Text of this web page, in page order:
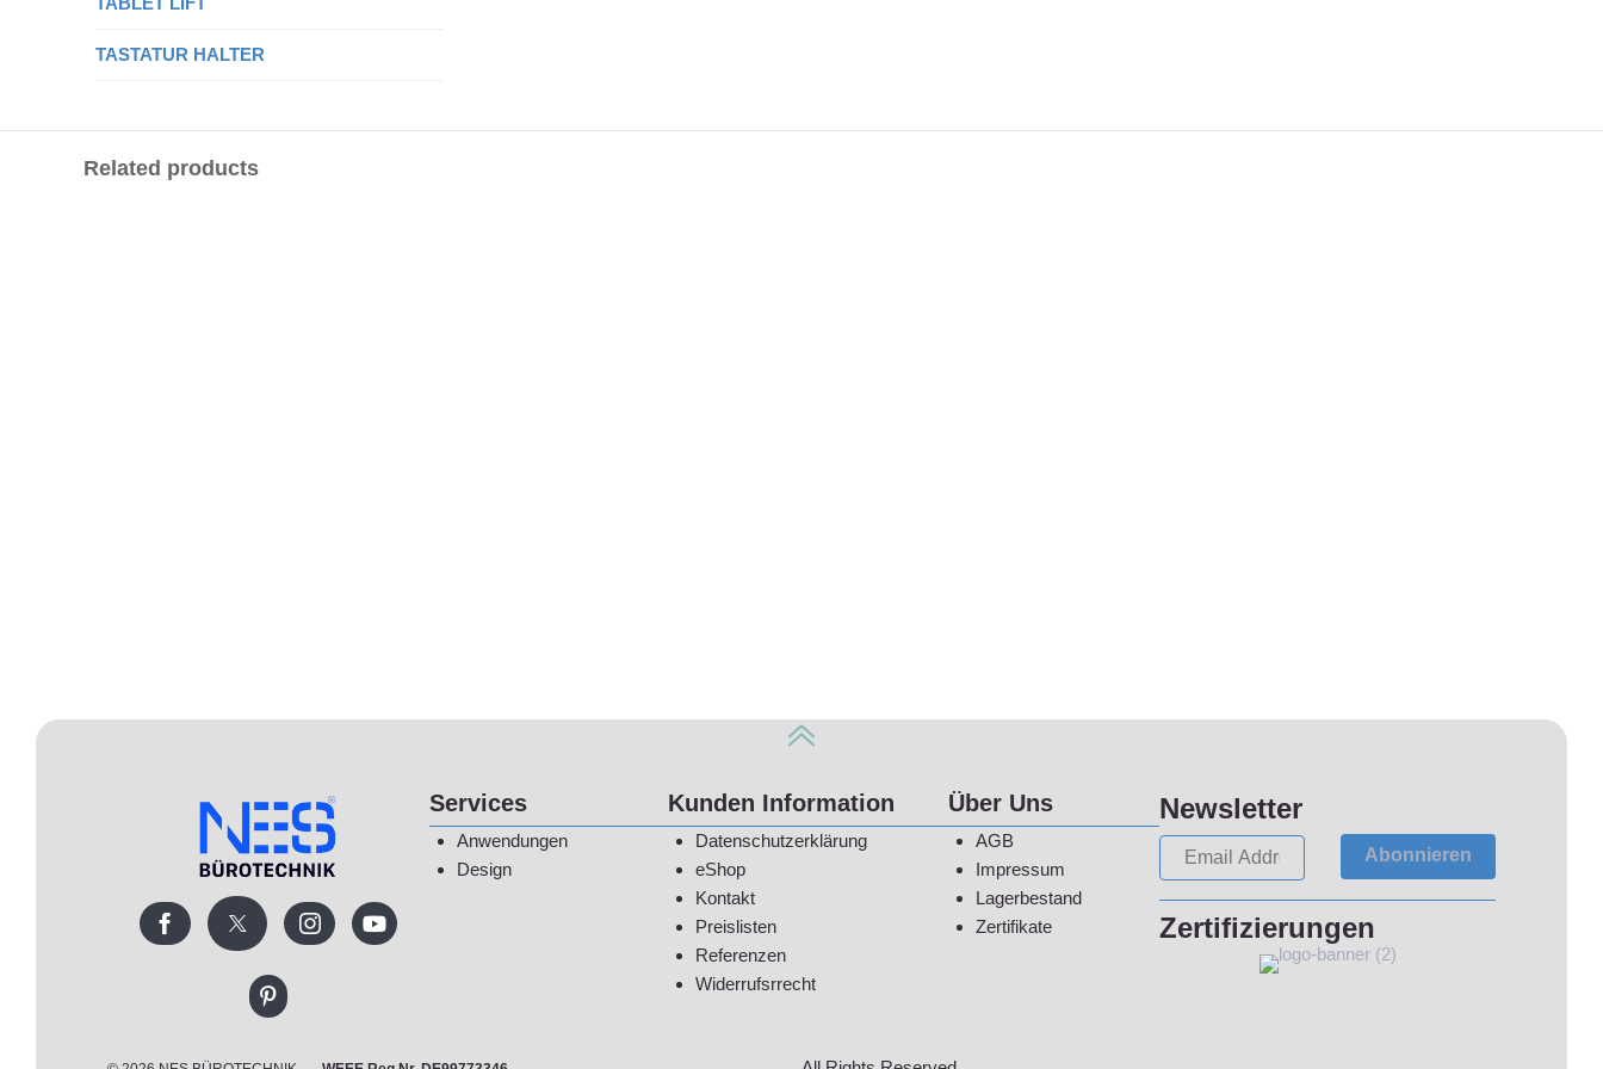
TASTATUR HALTER
Related products
Services
Anwendungen
Design
Kunden Information
Datenschutzerklärung
eShop
Kontakt
Preislisten
Referenzen
Widerrufsrrecht
Über Uns
AGB
Impressum
Lagerbestand
Zertifikate
Newsletter
Abonnieren
Zertifizierungen